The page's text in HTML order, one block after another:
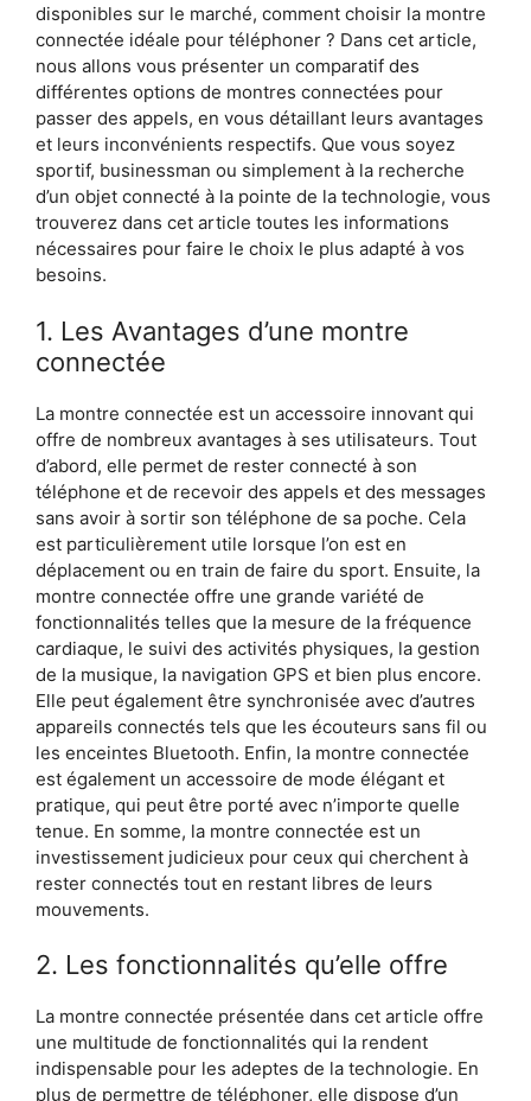
disponibles sur le marché, comment choisir la montre
connectée idéale pour téléphoner ? Dans cet article,
nous allons vous présenter un comparatif des
différentes options de montres connectées pour
passer des appels, en vous détaillant leurs avantages
et leurs inconvénients respectifs. Que vous soyez
sportif, businessman ou simplement à la recherche
d’un objet connecté à la pointe de la technologie, vous
trouverez dans cet article toutes les informations
nécessaires pour faire le choix le plus adapté à vos
besoins.
1. Les Avantages d’une montre
connectée
La montre connectée est un accessoire innovant qui
offre de nombreux avantages à ses utilisateurs. Tout
d’abord, elle permet de rester connecté à son
téléphone et de recevoir des appels et des messages
sans avoir à sortir son téléphone de sa poche. Cela
est particulièrement utile lorsque l’on est en
déplacement ou en train de faire du sport. Ensuite, la
montre connectée offre une grande variété de
fonctionnalités telles que la mesure de la fréquence
cardiaque, le suivi des activités physiques, la gestion
de la musique, la navigation GPS et bien plus encore.
Elle peut également être synchronisée avec d’autres
appareils connectés tels que les écouteurs sans fil ou
les enceintes Bluetooth. Enfin, la montre connectée
est également un accessoire de mode élégant et
pratique, qui peut être porté avec n’importe quelle
tenue. En somme, la montre connectée est un
investissement judicieux pour ceux qui cherchent à
rester connectés tout en restant libres de leurs
mouvements.
2. Les fonctionnalités qu’elle offre
La montre connectée présentée dans cet article offre
une multitude de fonctionnalités qui la rendent
indispensable pour les adeptes de la technologie. En
plus de permettre de téléphoner, elle dispose d’un